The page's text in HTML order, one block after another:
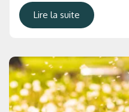
Lire la suite